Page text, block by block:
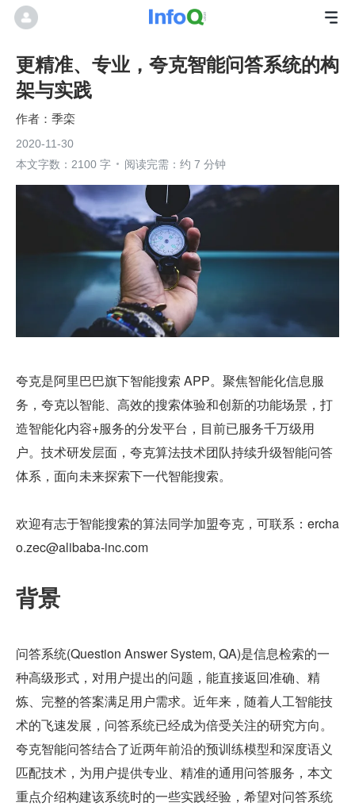
更精准、专业，夸克智能问答系统的构
架与实践
季栾
2020-11-30
本文字数：2100 字
阅读完需：约 7 分钟
夸克是阿里巴巴旗下智能搜索 APP。聚焦智能化信息服
务，夸克以智能、高效的搜索体验和创新的功能场景，打
造智能化内容+服务的分发平台，目前已服务千万级用
户。技术研发层面，夸克算法技术团队持续升级智能问答
体系，面向未来探索下一代智能搜索。
欢迎有志于智能搜索的算法同学加盟夸克，可联系：ercha
o.zec@alibaba-inc.com
背景
问答系统(Question Answer System, QA)是信息检索的一
种高级形式，对用户提出的问题，能直接返回准确、精
炼、完整的答案满足用户需求。近年来，随着人工智能技
术的飞速发展，问答系统已经成为倍受关注的研究方向。
夸克智能问答结合了近两年前沿的预训练模型和深度语义
匹配技术，为用户提供专业、精准的通用问答服务，本文
重点介绍构建该系统时的一些实践经验，希望对问答系统